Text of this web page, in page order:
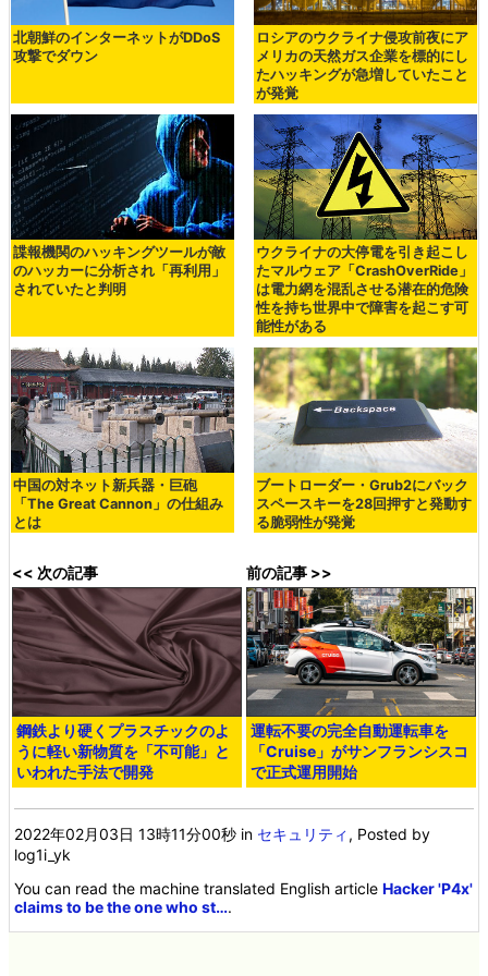
北朝鮮のインターネットがDDoS
攻撃でダウン
ロシアのウクライナ侵攻前夜にア
メリカの天然ガス企業を標的にし
たハッキングが急増していたこと
が発覚
諜報機関のハッキングツールが敵
のハッカーに分析され「再利用」
されていたと判明
ウクライナの大停電を引き起こし
たマルウェア「CrashOverRide」
は電力網を混乱させる潜在的危険
性を持ち世界中で障害を起こす可
能性がある
中国の対ネット新兵器・巨砲
「The Great Cannon」の仕組み
とは
ブートローダー・Grub2にバック
スペースキーを28回押すと発動す
る脆弱性が発覚
<< 次の記事
鋼鉄より硬くプラスチックのよ
うに軽い新物質を「不可能」と
いわれた手法で開発
前の記事 >>
運転不要の完全自動運転車を
「Cruise」がサンフランシスコ
で正式運用開始
2022年02月03日 13時11分00秒 in セキュリティ , Posted by
log1i_yk
You can read the machine translated English articleHacker 'P4x'
claims to be the one who st….